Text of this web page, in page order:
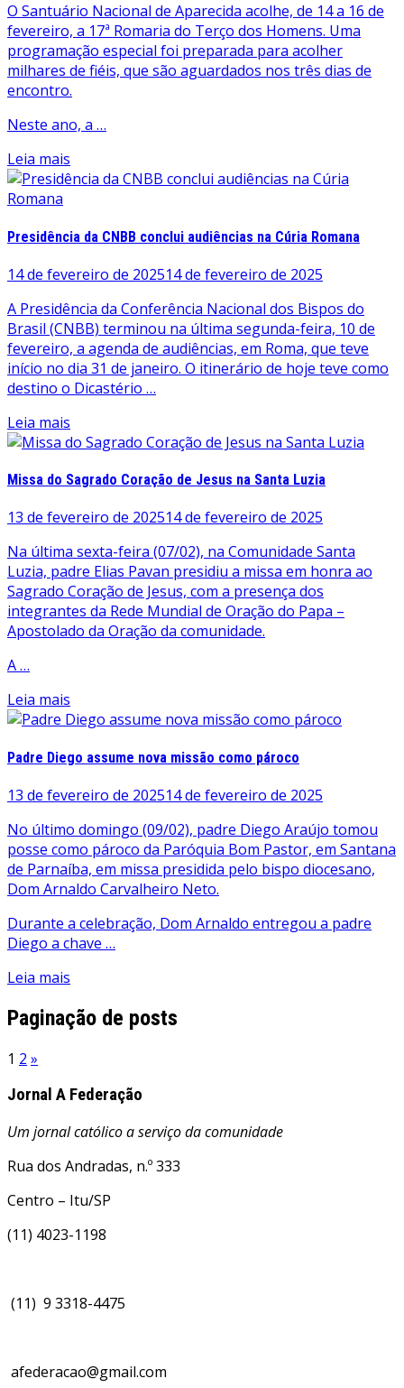
O Santuário Nacional de Aparecida acolhe, de 14 a 16 de
fevereiro, a 17ª Romaria do Terço dos Homens. Uma
programação especial foi preparada para acolher
milhares de fiéis, que são aguardados nos três dias de
encontro.
Neste ano, a …
Leia mais
Presidência da CNBB conclui audiências na Cúria Romana
14 de fevereiro de 202514 de fevereiro de 2025
A Presidência da Conferência Nacional dos Bispos do
Brasil (CNBB) terminou na última segunda-feira, 10 de
fevereiro, a agenda de audiências, em Roma, que teve
início no dia 31 de janeiro. O itinerário de hoje teve como
destino o Dicastério …
Leia mais
Missa do Sagrado Coração de Jesus na Santa Luzia
13 de fevereiro de 202514 de fevereiro de 2025
Na última sexta-feira (07/02), na Comunidade Santa
Luzia, padre Elias Pavan presidiu a missa em honra ao
Sagrado Coração de Jesus, com a presença dos
integrantes da Rede Mundial de Oração do Papa –
Apostolado da Oração da comunidade.
A …
Leia mais
Padre Diego assume nova missão como pároco
13 de fevereiro de 202514 de fevereiro de 2025
No último domingo (09/02), padre Diego Araújo tomou
posse como pároco da Paróquia Bom Pastor, em Santana
de Parnaíba, em missa presidida pelo bispo diocesano,
Dom Arnaldo Carvalheiro Neto.
Durante a celebração, Dom Arnaldo entregou a padre
Diego a chave …
Leia mais
Paginação de posts
1 2 »
Jornal A Federação
Um jornal católico a serviço da comunidade
Rua dos Andradas, n.º 333
Centro – Itu/SP
(11) 4023-1198
(11) 9 3318-4475
afederacao@gmail.com